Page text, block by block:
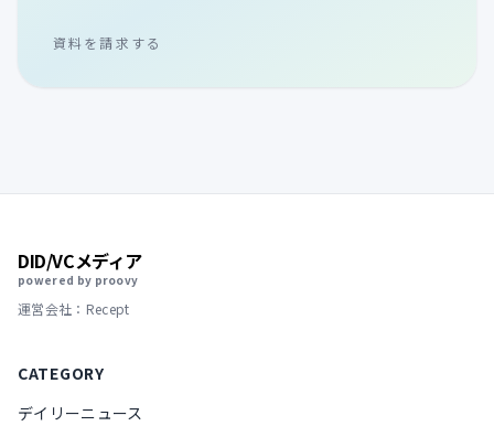
資料を請求する
DID/VCメディア
powered by proovy
運営会社：Recept
CATEGORY
デイリーニュース